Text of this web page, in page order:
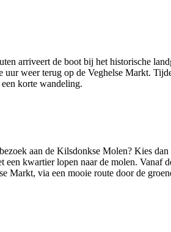
arriveert de boot bij het historische
uur weer terug op de Veghelse Markt.
korte wandeling.
aan de Kilsdonkse Molen? Kies
een kwartier lopen naar de molen.
Markt, via een mooie route door de